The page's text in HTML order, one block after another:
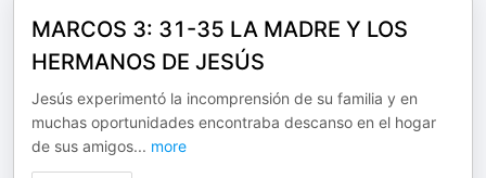
MARCOS 3: 31-35 LA MADRE Y LOS
HERMANOS DE JESÚS
Jesús experimentó la incomprensión de su familia y en
muchas oportunidades encontraba descanso en el hogar
de sus amigos... more